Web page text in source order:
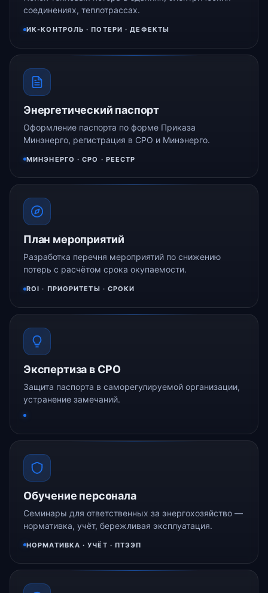
соединениях, теплотрассах.
ИК-КОНТРОЛЬ · ПОТЕРИ · ДЕФЕКТЫ
Энергетический паспорт
Оформление паспорта по форме Приказа
Минэнерго, регистрация в СРО и Минэнерго.
МИНЭНЕРГО · СРО · РЕЕСТР
План мероприятий
Разработка перечня мероприятий по снижению
потерь с расчётом срока окупаемости.
ROI · ПРИОРИТЕТЫ · СРОКИ
Экспертиза в СРО
Защита паспорта в саморегулируемой организации,
устранение замечаний.
Обучение персонала
Семинары для ответственных за энергохозяйство —
нормативка, учёт, бережливая эксплуатация.
НОРМАТИВКА · УЧЁТ · ПТЭЭП